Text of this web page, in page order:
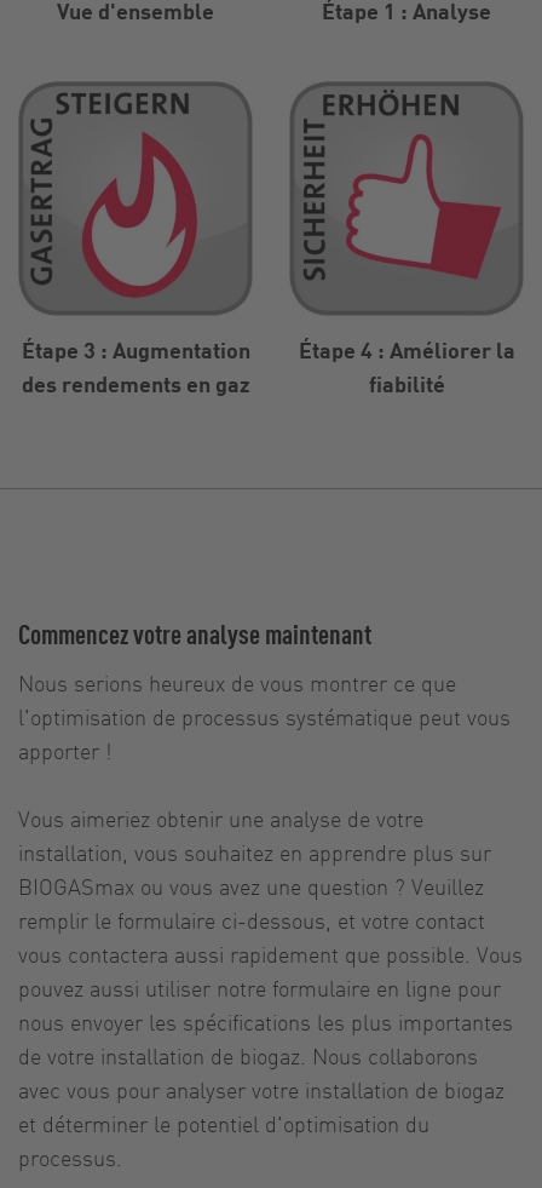
Vue d'ensemble Étape 1 : Analyse
Étape 3 : Augmentation
des rendements en gaz
Étape 4 : Améliorer la
fiabilité
Commencez votre analyse maintenant
Nous serions heureux de vous montrer ce que
l'optimisation de processus systématique peut vous
apporter !
Vous aimeriez obtenir une analyse de votre
installation, vous souhaitez en apprendre plus sur
BIOGASmax ou vous avez une question ? Veuillez
remplir le formulaire ci-dessous, et votre contact
vous contactera aussi rapidement que possible. Vous
pouvez aussi utiliser notre formulaire en ligne pour
nous envoyer les spécifications les plus importantes
de votre installation de biogaz. Nous collaborons
avec vous pour analyser votre installation de biogaz
et déterminer le potentiel d'optimisation du
processus.